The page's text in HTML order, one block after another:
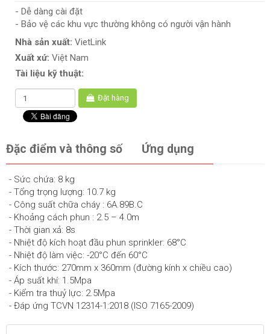
- Dễ dàng cài đặt
- Bảo vệ các khu vực thường không có người vận hành
Nhà sản xuất: VietLink
Xuất xứ: Việt Nam
Tài liệu kỹ thuật:
Đặt hàng
Đặc điểm và thông số Ứng dụng
- Sức chứa: 8 kg
- Tổng trọng lượng: 10.7 kg
- Công suất chữa cháy : 6A.89B.C
- Khoảng cách phun : 2.5 – 4.0m
- Thời gian xả: 8s
- Nhiệt độ kích hoạt đầu phun sprinkler: 68°C
- Nhiệt độ làm việc: -20°C đến 60°C
- Kích thước: 270mm x 360mm (đường kính x chiều cao)
- Áp suất khí: 1.5Mpa
- Kiểm tra thuỷ lực: 2.5Mpa
- Đáp ứng TCVN 12314-1:2018 (ISO 7165-2009)